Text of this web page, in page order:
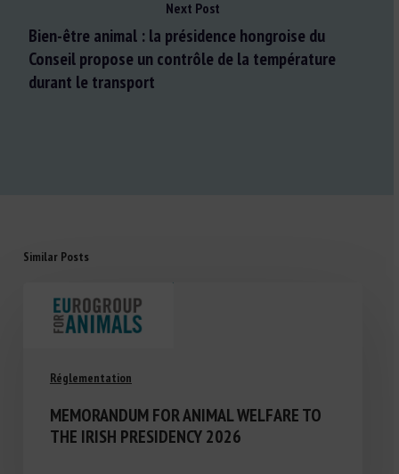
Next Post
Bien-être animal : la présidence hongroise du
Conseil propose un contrôle de la température
durant le transport
Similar Posts
Réglementation
MEMORANDUM FOR ANIMAL WELFARE TO
THE IRISH PRESIDENCY 2026